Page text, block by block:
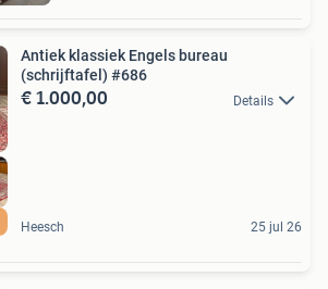
Antiek klassiek Engels bureau
(schrijftafel) #686
€ 1.000,00 Details
Heesch 25 jul 26